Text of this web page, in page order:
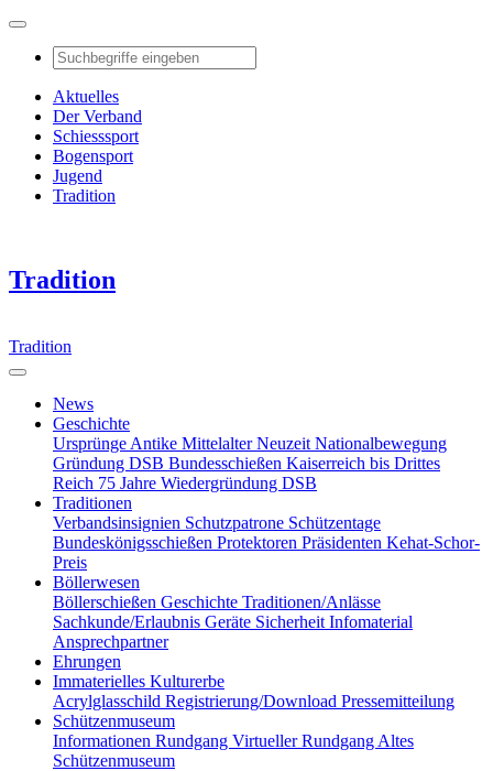
Aktuelles
Der Verband
Schiesssport
Bogensport
Jugend
Tradition
Tradition
Tradition
News
Geschichte
Ursprünge Antike MittelalterNeuzeit Nationalbewegung
Gründung DSB Bundesschießen Kaiserreich bis Drittes
Reich 75 Jahre Wiedergründung DSB
Traditionen
Verbandsinsignien Schutzpatrone Schützentage
Bundeskönigsschießen Protektoren Präsidenten Kehat-Schor-
Preis
Böllerwesen
Böllerschießen Geschichte Traditionen/Anlässe
Sachkunde/Erlaubnis Geräte Sicherheit Infomaterial
Ansprechpartner
Ehrungen
Immaterielles Kulturerbe
Acrylglasschild Registrierung/Download Pressemitteilung
Schützenmuseum
Informationen Rundgang Virtueller Rundgang Altes
Schützenmuseum